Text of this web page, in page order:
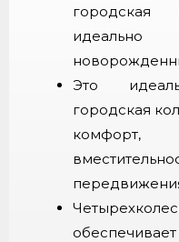
городская
Это
городская
комфорт,